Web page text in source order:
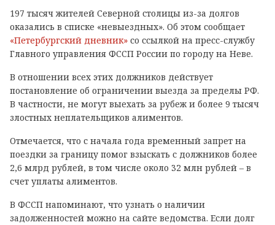
197 тысяч жителей Северной столицы из-за долгов
оказались в списке «невыездных». Об этом сообщает
«Петербургский дневник» со ссылкой на пресс-службу
Главного управления ФССП России по городу на Неве.
В отношении всех этих должников действует
постановление об ограничении выезда за пределы РФ.
В частности, не могут выехать за рубеж и более 9 тысяч
злостных неплательщиков алиментов.
Отмечается, что с начала года временный запрет на
поездки за границу помог взыскать с должников более
2,6 млрд рублей, в том числе около 32 млн рублей – в
счет уплаты алиментов.
В ФССП напоминают, что узнать о наличии
задолженностей можно на сайте ведомства. Если долг